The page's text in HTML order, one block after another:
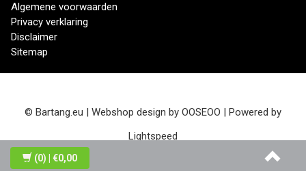
Algemene voorwaarden
Privacy verklaring
Disclaimer
Sitemap
© Bartang.eu | Webshop design by OOSEOO | Powered by
Lightspeed
(0) | €0,00